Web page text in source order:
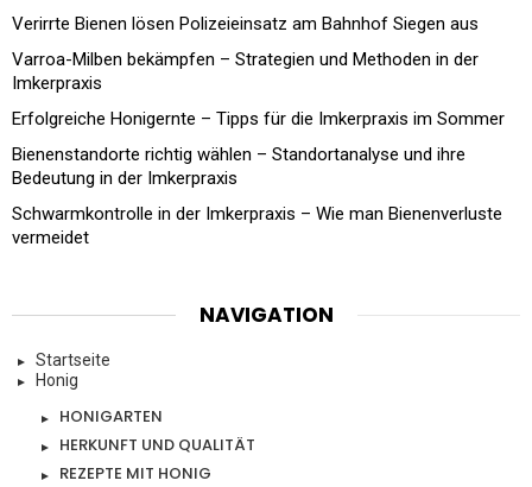
Verirrte Bienen lösen Polizeieinsatz am Bahnhof Siegen aus
Varroa-Milben bekämpfen – Strategien und Methoden in der
Imkerpraxis
Erfolgreiche Honigernte – Tipps für die Imkerpraxis im Sommer
Bienenstandorte richtig wählen – Standortanalyse und ihre
Bedeutung in der Imkerpraxis
Schwarmkontrolle in der Imkerpraxis – Wie man Bienenverluste
vermeidet
NAVIGATION
Startseite
Honig
HONIGARTEN
HERKUNFT UND QUALITÄT
REZEPTE MIT HONIG